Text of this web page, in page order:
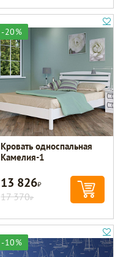
-20%
Кровать односпальная
Камелия-1
13 826Р
17 370Р
-10%